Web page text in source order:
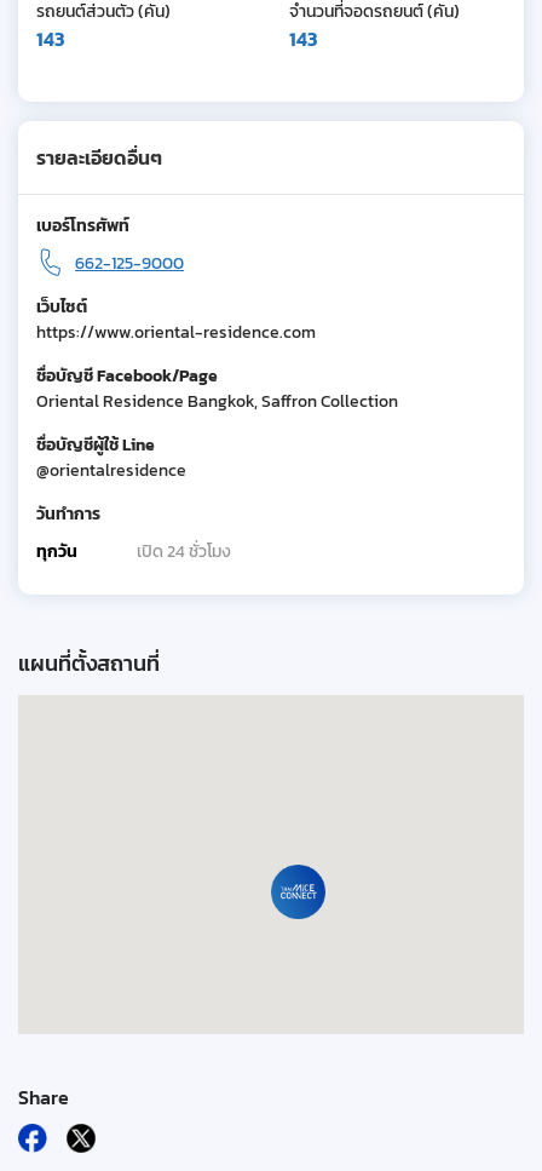
รถยนต์ส่วนตัว (คัน)
143
จำนวนที่จอดรถยนต์ (คัน)
143
รายละเอียดอื่นๆ
เบอร์โทรศัพท์
662-125-9000
เว็บไซต์
https://www.oriental-residence.com
ชื่อบัญชี Facebook/Page
Oriental Residence Bangkok, Saffron Collection
ชื่อบัญชีผู้ใช้ Line
@orientalresidence
วันทำการ
ทุกวัน
เปิด 24 ชั่วโมง
แผนที่ตั้งสถานที่
Share